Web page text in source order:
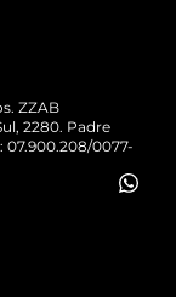
ZZAB
2280. Padre
07.900.208/0077-